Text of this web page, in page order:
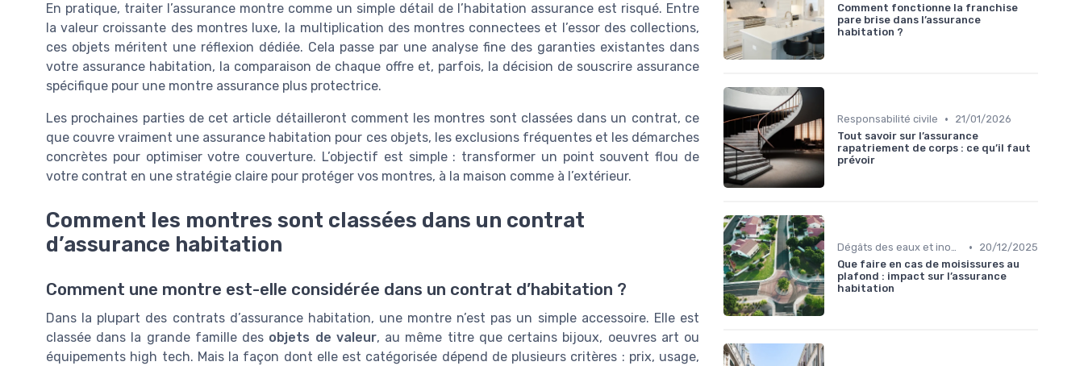
En pratique, traiter l’assurance montre comme un simple détail de l’habitation assurance est risqué. Entre
la valeur croissante des montres luxe, la multiplication des montres connectees et l’essor des collections,
ces objets méritent une réflexion dédiée. Cela passe par une analyse fine des garanties existantes dans
votre assurance habitation, la comparaison de chaque offre et, parfois, la décision de souscrire assurance
spécifique pour une montre assurance plus protectrice.
Les prochaines parties de cet article détailleront comment les montres sont classées dans un contrat, ce
que couvre vraiment une assurance habitation pour ces objets, les exclusions fréquentes et les démarches
concrètes pour optimiser votre couverture. L’objectif est simple : transformer un point souvent flou de
votre contrat en une stratégie claire pour protéger vos montres, à la maison comme à l’extérieur.
Comment les montres sont classées dans un contrat
d’assurance habitation
Comment une montre est-elle considérée dans un contrat d’habitation ?
Dans la plupart des contrats d’assurance habitation, une montre n’est pas un simple accessoire. Elle est
classée dans la grande famille des objets de valeur, au même titre que certains bijoux, oeuvres art ou
équipements high tech. Mais la façon dont elle est catégorisée dépend de plusieurs critères : prix, usage,
Comment fonctionne la franchise
pare brise dans l’assurance
habitation ?
Responsabilité civile •
21/01/2026
Tout savoir sur l’assurance
rapatriement de corps : ce qu’il faut
prévoir
Dégâts des eaux et inondations •
20/12/2025
Que faire en cas de moisissures au
plafond : impact sur l’assurance
habitation